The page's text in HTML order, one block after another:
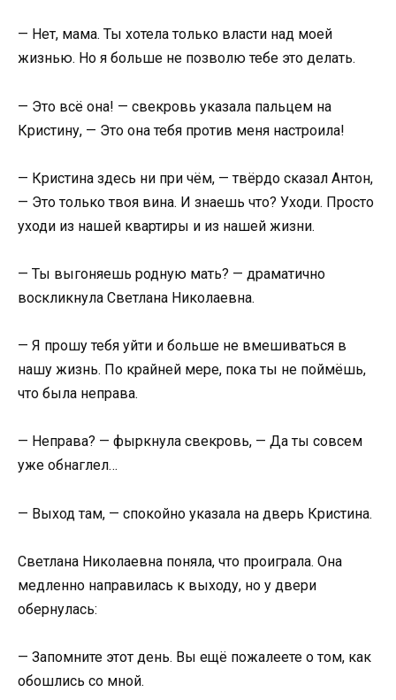
— Нет, мама. Ты хотела только власти над моей
жизнью. Но я больше не позволю тебе это делать.
— Это всё она! — свекровь указала пальцем на
Кристину, — Это она тебя против меня настроила!
— Кристина здесь ни при чём, — твёрдо сказал Антон,
— Это только твоя вина. И знаешь что? Уходи. Просто
уходи из нашей квартиры и из нашей жизни.
— Ты выгоняешь родную мать? — драматично
воскликнула Светлана Николаевна.
— Я прошу тебя уйти и больше не вмешиваться в
нашу жизнь. По крайней мере, пока ты не поймёшь,
что была неправа.
— Неправа? — фыркнула свекровь, — Да ты совсем
уже обнаглел…
— Выход там, — спокойно указала на дверь Кристина.
Светлана Николаевна поняла, что проиграла. Она
медленно направилась к выходу, но у двери
обернулась:
— Запомните этот день. Вы ещё пожалеете о том, как
обошлись со мной.